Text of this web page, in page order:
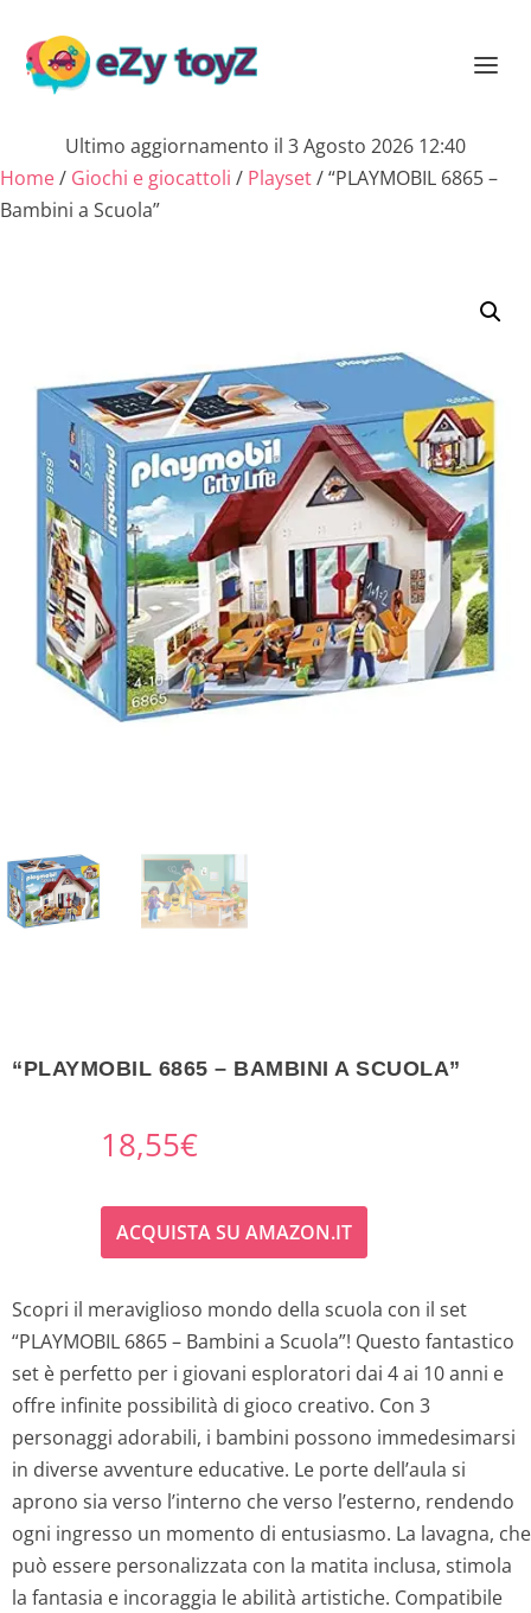
Ultimo aggiornamento il 3 Agosto 2026 12:40
Home/ Giochi e giocattoli / Playset/ “PLAYMOBIL 6865 –
Bambini a Scuola”
“PLAYMOBIL 6865 – BAMBINI A SCUOLA”
18,55€
ACQUISTA SU AMAZON.IT
Scopri il meraviglioso mondo della scuola con il set
“PLAYMOBIL 6865 – Bambini a Scuola”! Questo fantastico
set è perfetto per i giovani esploratori dai 4 ai 10 anni e
offre infinite possibilità di gioco creativo. Con 3
personaggi adorabili, i bambini possono immedesimarsi
in diverse avventure educative. Le porte dell’aula si
aprono sia verso l’interno che verso l’esterno, rendendo
ogni ingresso un momento di entusiasmo. La lavagna, che
può essere personalizzata con la matita inclusa, stimola
la fantasia e incoraggia le abilità artistiche. Compatibile